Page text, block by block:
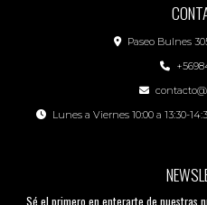
Paseo Bulnes
Lunes a Viernes 10:00 a 13:30-
Sé el primero en enterarte de nuestras